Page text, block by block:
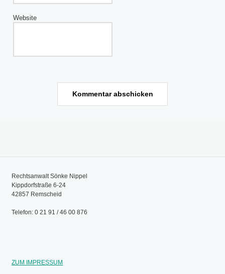
Website
Rechtsanwalt Sönke Nippel
Kippdorfstraße 6-24
42857 Remscheid
Telefon: 0 21 91 / 46 00 876
ZUM IMPRESSUM